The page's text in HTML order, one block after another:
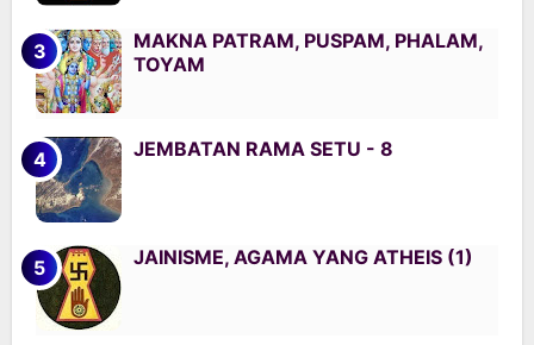
MAKNA PATRAM, PUSPAM, PHALAM,
TOYAM
JEMBATAN RAMA SETU - 8
JAINISME, AGAMA YANG ATHEIS (1)